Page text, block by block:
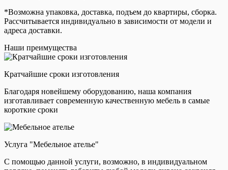
*Возможна упаковка, доставка, подъем до квартиры, сборка.
Рассчитывается индивидуально в зависимости от модели и
адреса доставки.
Наши преимущества
Кратчайшие сроки изготовления
Благодаря новейшему оборудованию, наша компания
изготавливает современную качественную мебель в самые
короткие сроки
Услуга "Мебельное ателье"
С помощью данной услуги, возможно, в индивидуальном